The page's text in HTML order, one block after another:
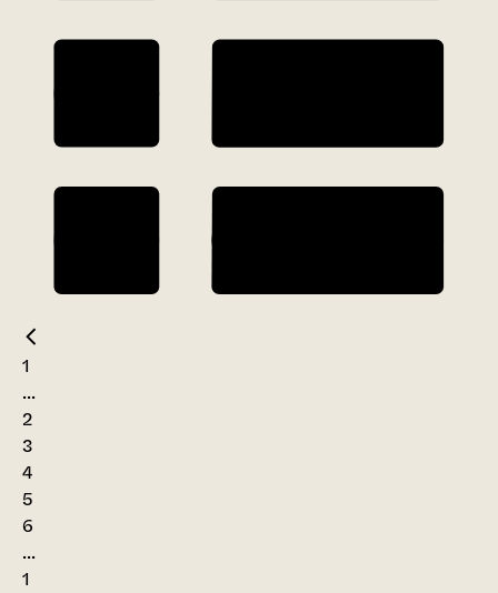
1
...
2
3
4
5
6
...
1